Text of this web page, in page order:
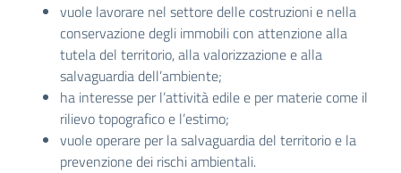
vuole lavorare nel settore delle costruzioni e nella
conservazione degli immobili con attenzione alla
tutela del territorio, alla valorizzazione e alla
salvaguardia dell’ambiente;
ha interesse per l’attività edile e per materie come il
rilievo topografico e l’estimo;
vuole operare per la salvaguardia del territorio e la
prevenzione dei rischi ambientali.